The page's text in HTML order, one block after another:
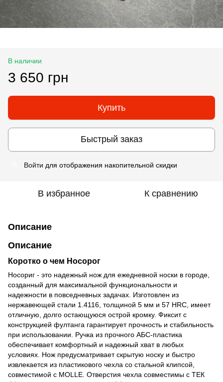
В наличии
3 650 грн
Купить
Быстрый заказ
Войти для отображения накопительной скидки
В избранное К сравнению
Описание
Описание
Коротко о чем Носорог
Носориг - это надежный нож для ежедневной носки в городе,
созданный для максимальной функциональности и
надежности в повседневных задачах. Изготовлен из
нержавеющей стали 1.4116, толщиной 5 мм и 57 HRC, имеет
отличную, долго остающуюся острой кромку. Фиксит с
конструкцией фултанга гарантирует прочность и стабильность
при использовании. Ручка из прочного АБС-пластика
обеспечивает комфортный и надежный хват в любых
условиях. Нож предусматривает скрытую носку и быстро
извлекается из пластикового чехла со стальной клипсой,
совместимой с MOLLE. Отверстия чехла совместимы с ТЕК